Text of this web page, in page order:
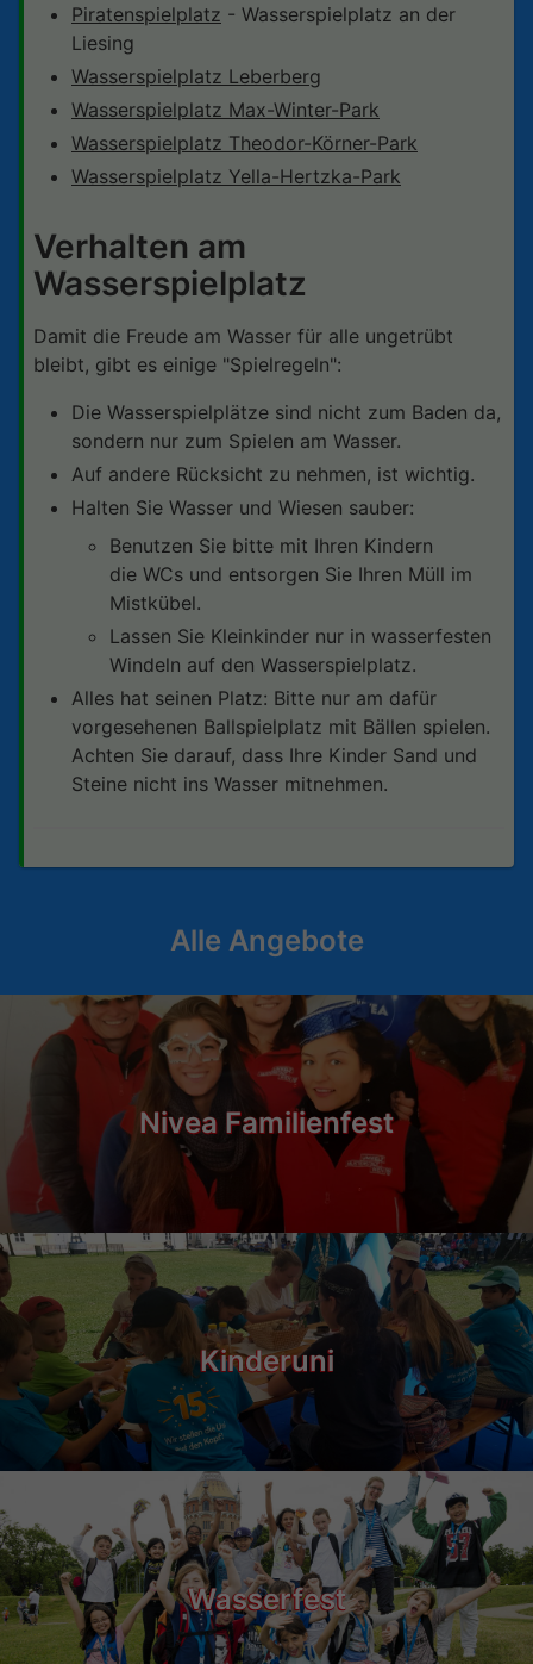
Piratenspielplatz - Wasserspielplatz an der
Liesing
Wasserspielplatz Leberberg
Wasserspielplatz Max-Winter-Park
Wasserspielplatz Theodor-Körner-Park
Wasserspielplatz Yella-Hertzka-Park
Verhalten am
Wasserspielplatz
Damit die Freude am Wasser für alle ungetrübt
bleibt, gibt es einige "Spielregeln":
Die Wasserspielplätze sind nicht zum Baden da,
sondern nur zum Spielen am Wasser.
Auf andere Rücksicht zu nehmen, ist wichtig.
Halten Sie Wasser und Wiesen sauber:
Benutzen Sie bitte mit Ihren Kindern
die WCs und entsorgen Sie Ihren Müll im
Mistkübel.
Lassen Sie Kleinkinder nur in wasserfesten
Windeln auf den Wasserspielplatz.
Alles hat seinen Platz: Bitte nur am dafür
vorgesehenen Ballspielplatz mit Bällen spielen.
Achten Sie darauf, dass Ihre Kinder Sand und
Steine nicht ins Wasser mitnehmen.
Alle Angebote
Nivea Familienfest
Kinderuni
Wasserfest